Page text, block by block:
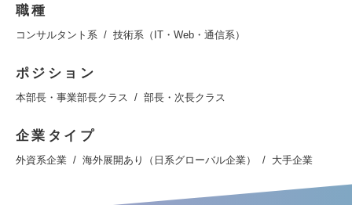
職種
コンサルタント系 技術系（IT・Web・通信系）
ポジション
本部長・事業部長クラス 部長・次長クラス
企業タイプ
外資系企業 海外展開あり（日系グローバル企業） 大手企業